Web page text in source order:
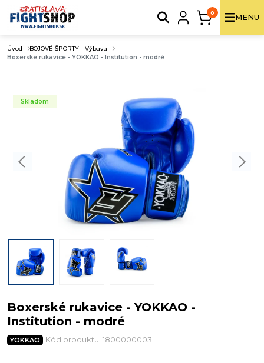
0
MENU
Úvod
BOJOVÉ ŠPORTY - Výbava
Boxerské rukavice - YOKKAO - Institution - modré
Skladom
Boxerské rukavice - YOKKAO -
Institution - modré
YOKKAO Kód produktu: 1800000003